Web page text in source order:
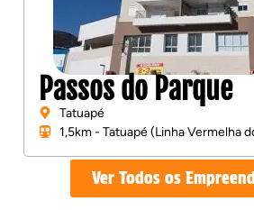
Vista Tatuapé
Tatuapé
850 metros - Tatuapé (Linha
Ver Todos os